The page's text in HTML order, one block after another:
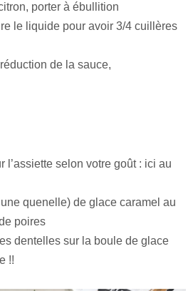
porter à ébullition
le liquide pour avoir 3/4 cuillères
de la sauce,
l’assiette selon votre goût : ici au
quenelle) de glace caramel au
poires
dentelles sur la boule de glace
!!